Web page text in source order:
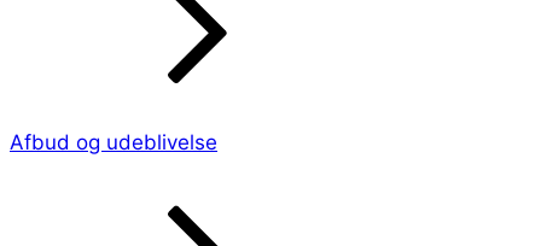
Afbud og udeblivelse